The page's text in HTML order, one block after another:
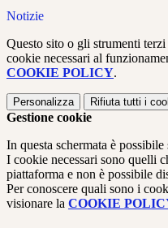
Notizie
Questo sito o gli strumenti
cookie necessari al
COOKIE POLICY.
Personalizza Rifiuta tutti i
Gestione cookie
In questa schermata è
I cookie necessari sono quelli
piattaforma e non è possibile
Per conoscere quali sono i
visionare la COOKIE